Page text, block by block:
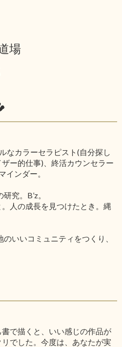
場
なカラーセラピスト(自分探し
ー的仕事)、終活カウンセラー
インダー。
究。B’z。
人の成長を見つけたとき。縄
いいコミュニティをつくり、
で描くと、いい感じの作品が
でした。今度は、あなたが実